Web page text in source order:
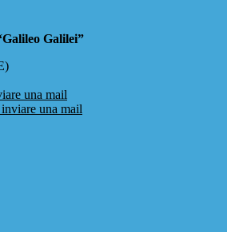
Galilei”
una mail
una mail